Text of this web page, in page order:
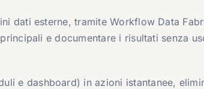
dati esterne, tramite Workflow Data
e documentare i risultati senza
e dashboard) in azioni istantanee,